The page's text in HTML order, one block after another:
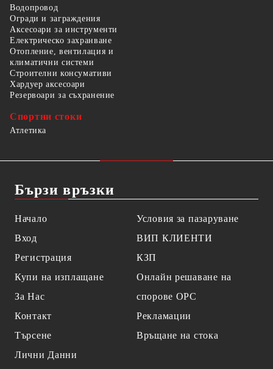
Водопровод
Огради и заграждения
Аксесоари за инструменти
Електрическо захранване
Отопление, вентилация и
климатични системи
Строителни консумативи
Хардуер аксесоари
Резервоари за съхранение
Спортни стоки
Атлетика
Бързи връзки
Начало
Вход
Регистрация
Купи на изплащане
За Нас
Контакт
Търсене
Лични Данни
Условия за пазаруване
ВИП КЛИЕНТИ
КЗП
Онлайн решаване на
спорове OPC
Рекламации
Връщане на стока